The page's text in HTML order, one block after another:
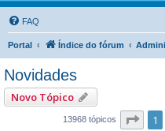
FAQ
Portal Índice do fórum
Novidades
Novo Tópico
13968 tópicos 1